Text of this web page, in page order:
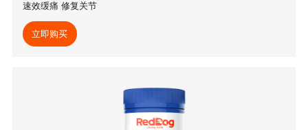
速效缓痛 修复关节
立即购买